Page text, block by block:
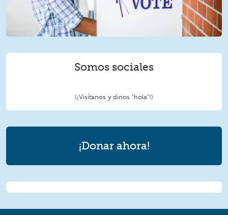
Somos sociales
(¡Visítanos y dinos "hola"!)
¡Donar ahora!